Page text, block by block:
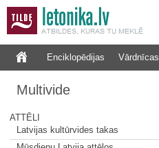
Enciklopēdijas Vārdnīcas
Multivide
ATTĒLI
Latvijas kultūrvides takas